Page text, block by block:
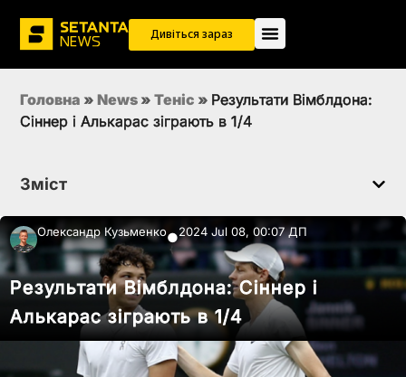
Дивіться зараз
Головна » News » Теніс » Результати Вімблдона:
Сіннер і Алькарас зіграють в 1/4
Зміст
Олександр Кузьменко●2024 Jul 08, 00:07 ДП
Результати Вімблдона: Сіннер і
Алькарас зіграють в 1/4